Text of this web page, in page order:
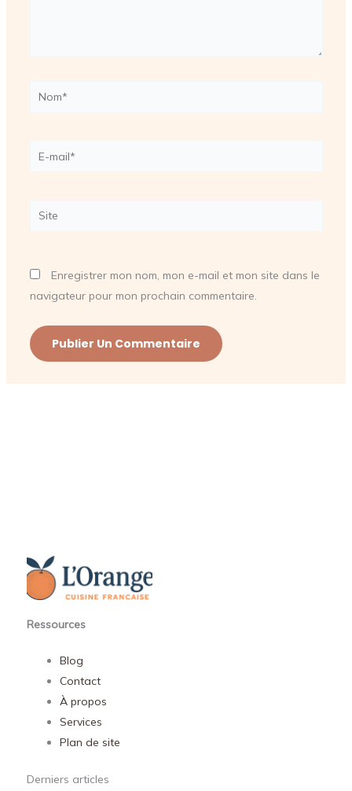
Nom*
E-
Site
Enregistrer mon nom, mon e-mail et mon site dans le
navigateur pour mon prochain commentaire.
Ressources
Blog
Contact
À propos
Services
Plan de site
Derniers articles